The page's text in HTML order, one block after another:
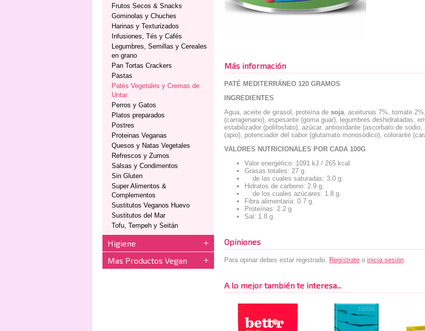
Frutos Secos & Snacks
Gominolas y Chuches
Harinas y Texturizados
Infusiones, Tés y Cafés
Legumbres, Semillas y Cereales
en grano
Pan Tortas Crackers
Pastas
Patés Vegetales y Cremas de
Untar
Perros y Gatos
Platos preparados
Postres
Proteinas Veganas
Quesos y Natas Vegetales
Refrescos y Zumos
Salsas y Condimentos
Sin Gluten
Super Alimentos &
Complementos
Sustitutos Veganos Huevo
Sustitutos del Mar
Tofu, Tempeh y Seitán
Higiene
Mas Productos Vegan
Más información
PATÉ MEDITERRÁNEO 120 GRAMOS
INGREDIENTES
Agua, aceite de girasol, proteína de soja, aceitunas 7%, tomate
(carragenano), espesante (goma guar), legumbres deshidratadas,
estabilizador (polifosfato), azúcar, antioxidante (ascorbato de
(apio), potenciador del sabor (glutamato monosódico), colorante
VALORES NUTRICIONALES POR CADA 100G
Valor energético: 1091 kJ / 265 kcal
Grasas totales: 27 g.
de las cuales saturadas: 3.0 g.
Hidratos de carbono: 2.9 g.
de los cuales azúcares: 1.8 g.
Fibra alimentaria: 0.7 g.
Proteínas: 2.2 g.
Sal: 1.8 g.
Opiniones
Para opinar debes estar registrado. Regístrate o inicia sesión.
A lo mejor también te interesa...